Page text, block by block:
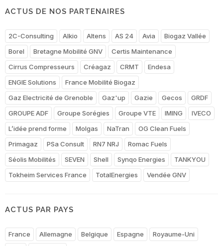
ACTUS DE NOS PARTENAIRES
2C-Consulting Alkio Altens AS 24 Avia
Biogaz Vallée
Borel
Bretagne Mobilité GNV
Certis Maintenance
Cirrus Compresseurs
Créagaz CRMT
Endesa
ENGIE Solutions
France Mobilité Biogaz
Gaz Electricité de Grenoble
Gaz'up Gazie Gecos
GRDF
GROUPE ADF
Groupe Sorégies Groupe VTE IMING
IVECO
L’idée prend forme
Molgas NaTran
OG Clean Fuels
Primagaz
PSa Consult RN7 NRJ
Romac Fuels
Séolis Mobilités
SEVEN Shell Synqo Energies
TANKYOU
Tokheim Services France
TotalEnergies Vendée GNV
ACTUS PAR PAYS
France Allemagne Belgique Espagne
Royaume-Uni